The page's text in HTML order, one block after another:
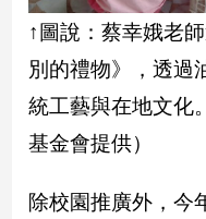
星
座/
命
理
消
費
康/
親
↑圖說：蔡幸娥老
別的禮物》，透過
統工藝與在地文化
基金會提供）
除校園推廣外，今